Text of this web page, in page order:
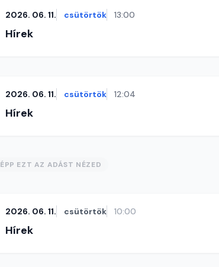
2026. 06. 11. csütörtök 13:00
Hírek
2026. 06. 11. csütörtök 12:04
Hírek
ÉPP EZT AZ ADÁST NÉZED
2026. 06. 11. csütörtök 10:00
Hírek